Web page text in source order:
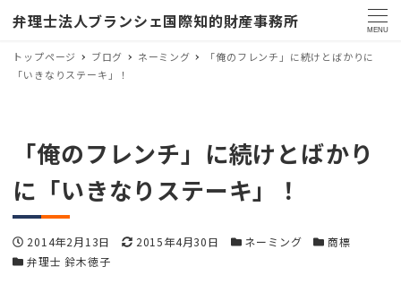
弁理士法人ブランシェ国際知的財産事務所 MENU
トップページ ブログ ネーミング
「俺のフレンチ」に続けとばかりに
「いきなりステーキ」！
「俺のフレンチ」に続けとばかり
に「いきなりステーキ」！
投稿日
2014年2月13日 更新日
2015年4月30日 カテゴリー
ネーミング カテゴリー
商標
カテゴリー
弁理士 鈴木徳子